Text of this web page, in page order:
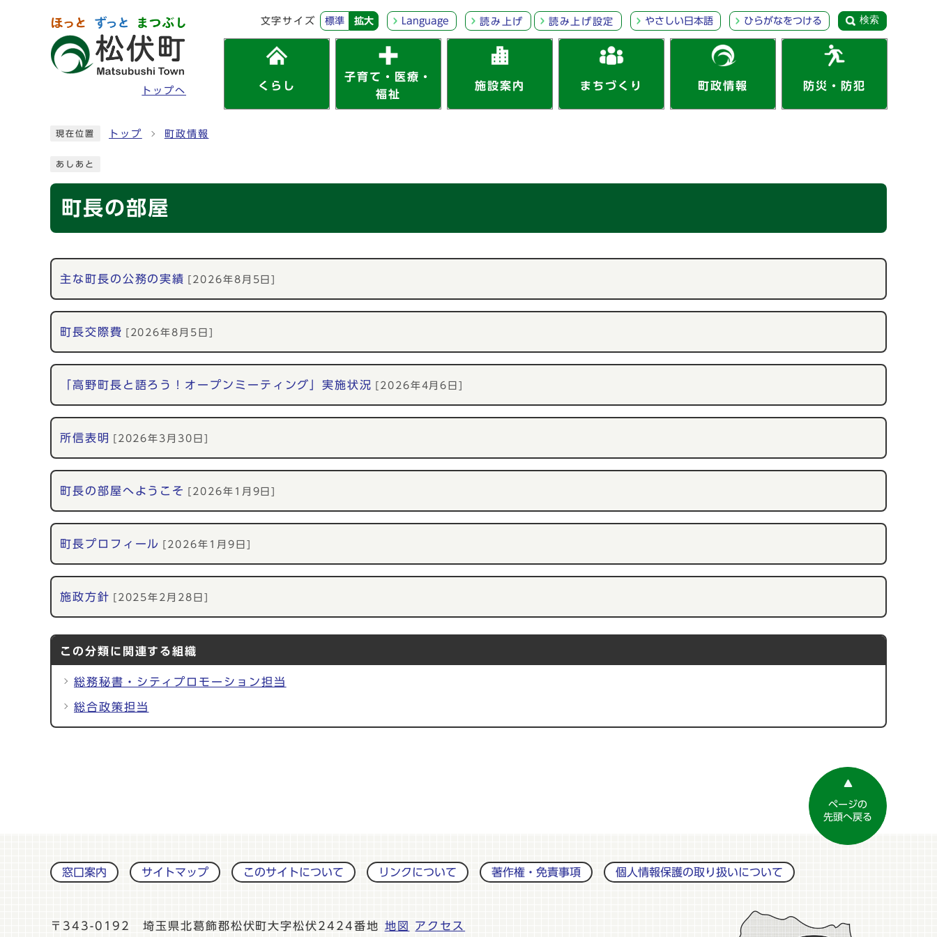
トップへ
文字サイズ 標準 拡大 Language 読み上げ 読み上げ設定 やさしい日本語 ひらがなをつける 検索
くらし
子育て・医療・
福祉
施設案内 まちづくり 町政情報 防災・防犯
現在位置 トップ 町政情報
あしあと
町長の部屋
メインメニュー
主な町長の公務の実績 [2026年8月5日]
町長交際費 [2026年8月5日]
「高野町長と語ろう！オープンミーティング」実施状況 [2026年4月6日]
所信表明 [2026年3月30日]
町長の部屋へようこそ [2026年1月9日]
町長プロフィール [2026年1月9日]
施政方針 [2025年2月28日]
この分類に関連する組織
総務秘書・シティプロモーション担当
総合政策担当
ページの
先頭へ戻る
窓口案内 サイトマップ このサイトについて リンクについて 著作権・免責事項 個人情報保護の取り扱いについて
〒343-0192 埼玉県北葛飾郡松伏町大字松伏2424番地 地図 アクセス